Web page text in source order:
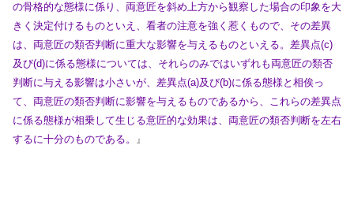
の骨格的な態様に係り、両意匠を斜め上方から観察した場合の印象を大
きく決定付けるものといえ、看者の注意を強く惹くもので、その差異
は、両意匠の類否判断に重大な影響を与えるものといえる。差異点(c)
及び(d)に係る態様については、それらのみではいずれも両意匠の類否
判断に与える影響は小さいが、差異点(a)及び(b)に係る態様と相俟っ
て、両意匠の類否判断に影響を与えるものであるから、これらの差異点
に係る態様が相乗して生じる意匠的な効果は、両意匠の類否判断を左右
するに十分のものである。
』